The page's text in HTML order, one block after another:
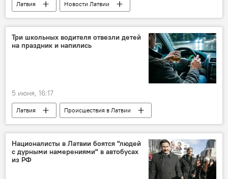
Латвия
Новости Латвии
почта Латвии
кредиты общество
Три школьных водителя отвезли детей
на праздник и напились
5 июня, 16:17
Латвия
Происшествия в Латвии
водители
алкоголь дети
Националисты в Латвии боятся "людей
с дурными намерениями" в автобусах
из РФ